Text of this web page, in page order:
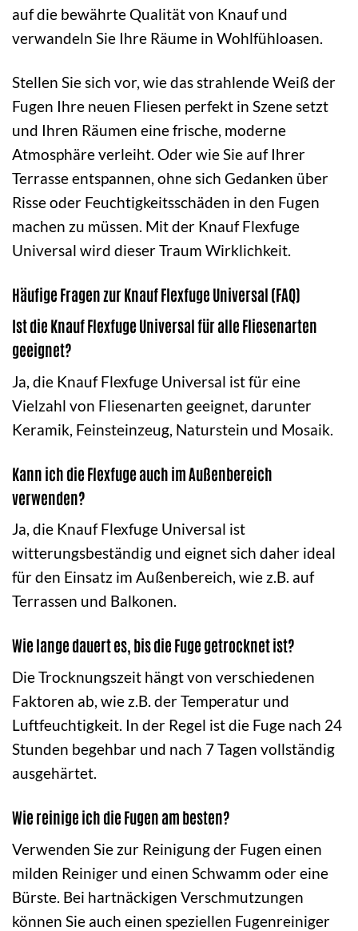
auf die bewährte Qualität von Knauf und
verwandeln Sie Ihre Räume in Wohlfühloasen.
Stellen Sie sich vor, wie das strahlende Weiß der
Fugen Ihre neuen Fliesen perfekt in Szene setzt
und Ihren Räumen eine frische, moderne
Atmosphäre verleiht. Oder wie Sie auf Ihrer
Terrasse entspannen, ohne sich Gedanken über
Risse oder Feuchtigkeitsschäden in den Fugen
machen zu müssen. Mit der Knauf Flexfuge
Universal wird dieser Traum Wirklichkeit.
Häufige Fragen zur Knauf Flexfuge Universal (FAQ)
Ist die Knauf Flexfuge Universal für alle Fliesenarten
geeignet?
Ja, die Knauf Flexfuge Universal ist für eine
Vielzahl von Fliesenarten geeignet, darunter
Keramik, Feinsteinzeug, Naturstein und Mosaik.
Kann ich die Flexfuge auch im Außenbereich
verwenden?
Ja, die Knauf Flexfuge Universal ist
witterungsbeständig und eignet sich daher ideal
für den Einsatz im Außenbereich, wie z.B. auf
Terrassen und Balkonen.
Wie lange dauert es, bis die Fuge getrocknet ist?
Die Trocknungszeit hängt von verschiedenen
Faktoren ab, wie z.B. der Temperatur und
Luftfeuchtigkeit. In der Regel ist die Fuge nach 24
Stunden begehbar und nach 7 Tagen vollständig
ausgehärtet.
Wie reinige ich die Fugen am besten?
Verwenden Sie zur Reinigung der Fugen einen
milden Reiniger und einen Schwamm oder eine
Bürste. Bei hartnäckigen Verschmutzungen
können Sie auch einen speziellen Fugenreiniger